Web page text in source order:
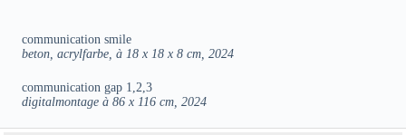
communication smile
beton, acrylfarbe, à 18 x 18 x 8 cm, 2024
communication gap 1,2,3
digitalmontage à 86 x 116 cm, 2024